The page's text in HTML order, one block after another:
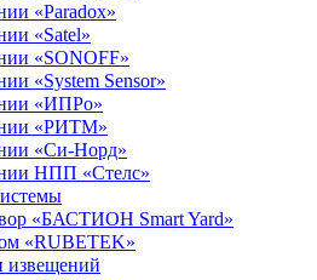
«Paradox»
«Satel»
«SONOFF»
«System Sensor»
«ИПРо»
«РИТМ»
«Си-Норд»
НПП «Стелс»
«БАСТИОН Smart Yard»
«RUBETEK»
извещений